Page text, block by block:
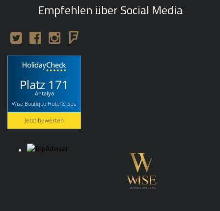
Empfehlen über Social Media
Platz 171
Antalya
Wise Boutique Hotel & Spa
Jetzt bewerten